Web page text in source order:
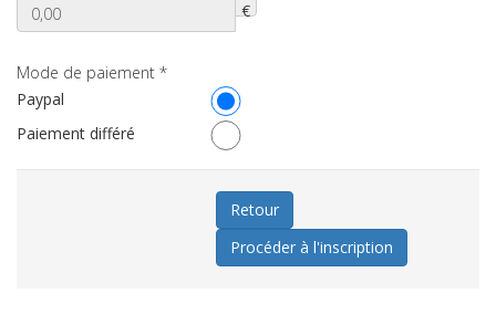
€
Mode de paiement *
Paypal
Paiement différé